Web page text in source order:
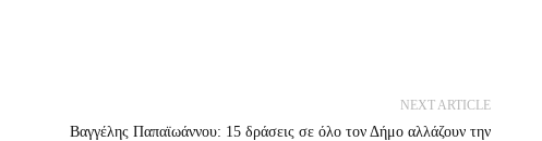
NEXT ARTICLE
Βαγγέλης Παπαϊωάννου: 15 δράσεις σε όλο τον Δήμο αλλάζουν την